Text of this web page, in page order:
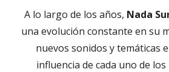
A lo largo de los años, Nada
una evolución constante en su
nuevos sonidos y temáticas
influencia de cada uno de